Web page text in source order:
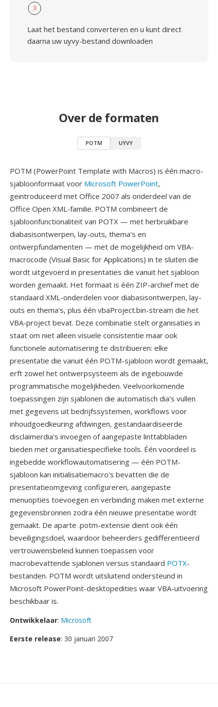
3
Laat het bestand converteren en u kunt direct
daarna uw uyvy-bestand downloaden
Over de formaten
POTM UYVY
POTM (PowerPoint Template with Macros) is één macro-
sjabloonformaat voor Microsoft PowerPoint,
geintroduceerd met Office 2007 als onderdeel van de
Office Open XML-familie. POTM combineert de
sjabloonfunctionaliteit van POTX — met herbruikbare
diabasisontwerpen, lay-outs, thema's en
ontwerpfundamenten — met de mogelijkheid om VBA-
macrocode (Visual Basic for Applications) in te sluiten die
wordt uitgevoerd in presentaties die vanuit het sjabloon
worden gemaakt. Het formaat is één ZIP-archief met de
standaard XML-onderdelen voor diabasisontwerpen, lay-
outs en thema's, plus één vbaProject.bin-stream die het
VBA-project bevat. Deze combinatie stelt organisaties in
staat om niet alleen visuele consistentie maar ook
functionele automatisering te distribueren: elke
presentatie die vanuit één POTM-sjabloon wordt gemaakt,
erft zowel het ontwerpsysteem als de ingebouwde
programmatische mogelijkheden. Veelvoorkomende
toepassingen zijn sjablonen die automatisch dia's vullen
met gegevens uit bedrijfssystemen, workflows voor
inhoudgoedkeuring afdwingen, gestandaardiseerde
disclaimerdia's invoegen of aangepaste linttabbladen
bieden met organisatiespecifieke tools. Één voordeel is
ingebedde workflowautomatisering — één POTM-
sjabloon kan initialisatiemacro's bevatten die de
presentatieomgeving configureren, aangepaste
menuopties toevoegen en verbinding maken met externe
gegevensbronnen zodra één nieuwe presentatie wordt
gemaakt. De aparte .potm-extensie dient ook één
beveiligingsdoel, waardoor beheerders gedifferentieerd
vertrouwensbeleid kunnen toepassen voor
macrobevattende sjablonen versus standaard POTX-
bestanden. POTM wordt uitsluitend ondersteund in
Microsoft PowerPoint-desktopedities waar VBA-uitvoering
beschikbaar is.
Ontwikkelaar: Microsoft
Eerste release: 30 januari 2007